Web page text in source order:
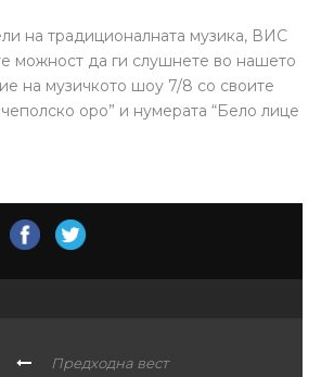
на традиционалната музика, ВИС
можност да ги слушнете во нашето
на музичкото шоу 7/8 со своите
оро” и нумерата “Бело лице
Предходна вест